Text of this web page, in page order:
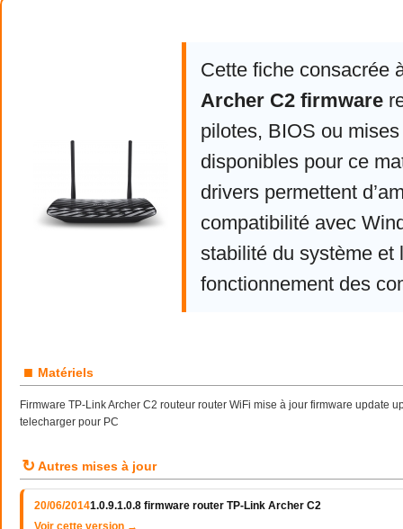
Cette fiche consacrée
Archer C2 firmware
pilotes, BIOS ou
disponibles pour ce
drivers permettent
compatibilité avec
stabilité du système et
fonctionnement des
■ Matériels
Firmware TP-Link Archer C2 routeur router WiFi mise à jour firmware update
telecharger pour PC
↻ Autres mises à jour
20/06/20141.0.9.1.0.8 firmware router TP-Link Archer C2
Voir cette version →